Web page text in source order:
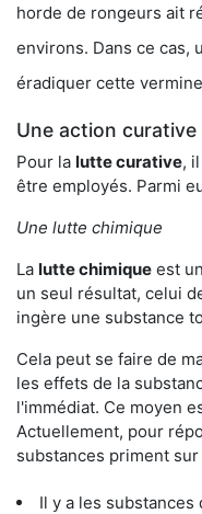
horde de rongeurs ait
environs. Dans ce cas,
éradiquer cette
Une action curative
Pour la lutte curative,
être employés. Parmi
Une lutte chimique
La lutte chimique est
un seul résultat, celui
ingère une substance
Cela peut se faire de
les effets de la
l'immédiat. Ce moyen
Actuellement, pour
substances priment sur
Il y a les